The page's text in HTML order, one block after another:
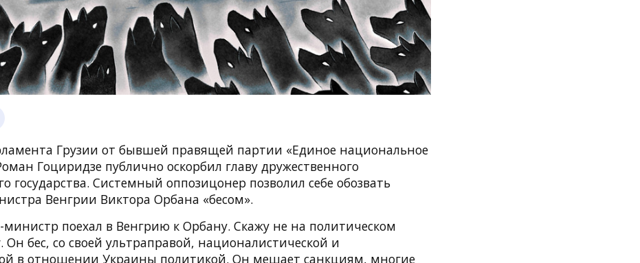
Грузии от бывшей правящей партии «Единое национальное
Гоциридзе публично оскорбил главу дружественного
государства. Системный оппозицонер позволил себе обозвать
Венгрии Виктора Орбана «бесом».
поехал в Венгрию к Орбану. Скажу не на политическом
Он бес, со своей ультраправой, националистической и
в отношении Украины политикой. Он мешает санкциям, многие